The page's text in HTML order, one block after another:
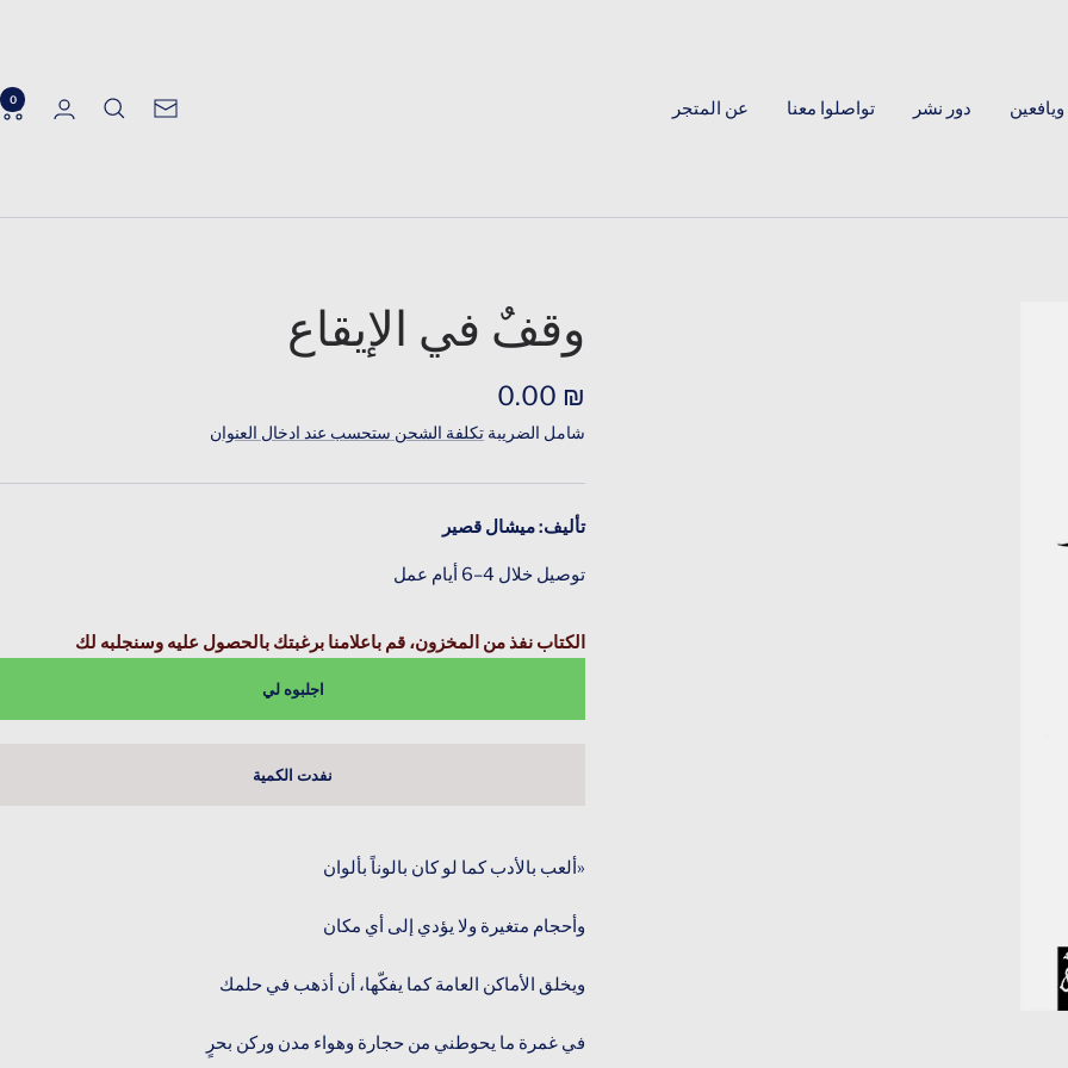
دور نشر تواصلوا معنا عن المتجر
الرسالة
0
وقفٌ في الإيقاع
السعر
المخفَّض
₪ 0.00
شامل الضريبة تكلفة الشحن ستحسب عند ادخال العنوان
تأليف: ميشال قصير
توصيل خلال 4–6 أيام عمل
الكتاب نفذ من المخزون، قم باعلامنا برغبتك بالحصول عليه وسنجلبه لك
اجلبوه لي
نفدت الكمية
«ألعب بالأدب كما لو كان بالوناً بألوان
وأحجام متغيرة ولا يؤدي إلى أي مكان
ويخلق الأماكن العامة كما يفكّها، أن أذهب في حلمك
في غمرة ما يحوطني من حجارة وهواء مدن وركن بحرٍ